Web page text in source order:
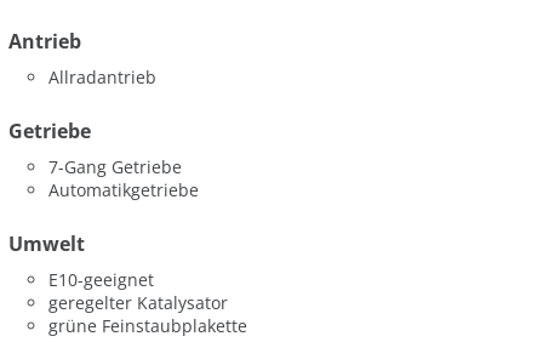
Antrieb
Allradantrieb
Getriebe
7-Gang Getriebe
Automatikgetriebe
Umwelt
E10-geeignet
geregelter Katalysator
grüne Feinstaubplakette